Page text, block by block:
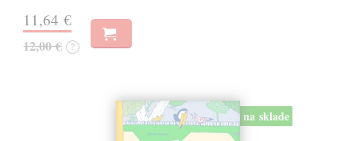
11,64 €
12,00 € ?
na sklade